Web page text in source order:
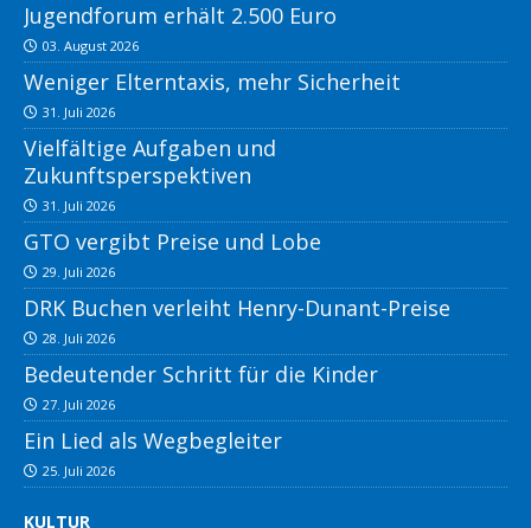
Jugendforum erhält 2.500 Euro
03. August 2026
Weniger Elterntaxis, mehr Sicherheit
31. Juli 2026
Vielfältige Aufgaben und
Zukunftsperspektiven
31. Juli 2026
GTO vergibt Preise und Lobe
29. Juli 2026
DRK Buchen verleiht Henry-Dunant-Preise
28. Juli 2026
Bedeutender Schritt für die Kinder
27. Juli 2026
Ein Lied als Wegbegleiter
25. Juli 2026
KULTUR